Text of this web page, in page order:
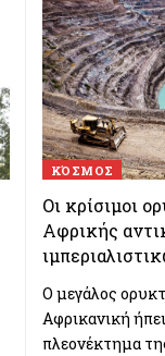
ΚΌΣΜΟΣ
Οι κρίσιμοι
Αφρικής
Ο μεγάλος
Αφρικανική
πλεονέκτημα